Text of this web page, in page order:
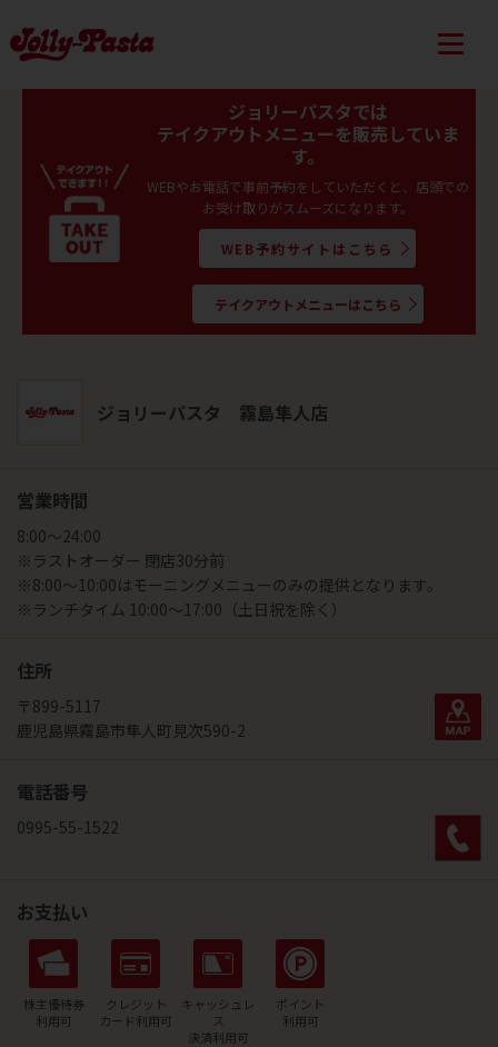
ジョリーパスタでは
テイクアウトメニューを販売していま
す。
WEBやお電話で事前予約をしていただくと、店頭での
お受け取りがスムーズになります。
WEB予約サイトはこちら
テイクアウトメニューはこちら
ジョリーパスタ 霧島隼人店
営業時間
8:00～24:00
※ラストオーダー 閉店30分前
※8:00～10:00はモーニングメニューのみの提供となります。
※ランチタイム 10:00～17:00（土日祝を除く）
住所
〒899-5117
鹿児島県霧島市隼人町見次590-2
電話番号
0995-55-1522
お支払い
株主優待券
利用可
クレジット
カード利用可
キャッシュレ
ス
決済利用可
ポイント
利用可